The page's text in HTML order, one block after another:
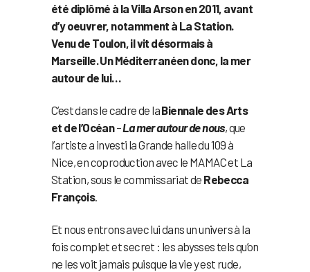
été diplômé à la Villa Arson en 2011, avant
d’y oeuvrer, notamment à La Station.
Venu de Toulon, il vit désormais à
Marseille. Un Méditerranéen donc, la mer
autour de lui…
C’est dans le cadre de laBiennale des Arts
et de l’Océan–La mer autour de nous, que
l’artiste a investi la Grande halle du 109 à
Nice, en coproduction avec le MAMAC et La
Station, sous le commissariat de Rebecca
François.
Et nous entrons avec lui dans un univers à la
fois complet et secret : les abysses tels qu’on
ne les voit jamais puisque la vie y est rude,